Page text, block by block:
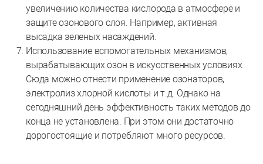
увеличению количества кислорода в атмосфере и
защите озонового слоя. Например, активная
высадка зеленых насаждений.
Использование вспомогательных механизмов,
вырабатывающих озон в искусственных условиях.
Сюда можно отнести применение озонаторов,
электролиз хлорной кислоты и т.д. Однако на
сегодняшний день эффективность таких методов до
конца не установлена. При этом они достаточно
дорогостоящие и потребляют много ресурсов.